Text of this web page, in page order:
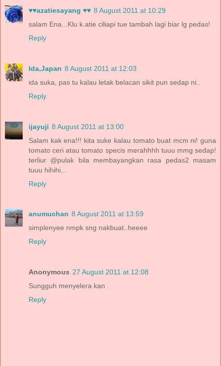
♥♥azatiesayang ♥♥ 8 August 2011 at 10:29
salam Ena...Klu k.atie ciliapi tue tambah lagi biar lg pedas!
Reply
Ida,Japan 8 August 2011 at 12:03
ida suka, pas tu kalau letak belacan sikit pun sedap ni..
Reply
ijayuji 8 August 2011 at 13:00
Salam kak ena!!! kita suke kalau tomato buat mcm ni! guna
tomato ceri atau tomato specis merahhhh tuuu mmg sedap!
terliur @pulak bila membayangkan rasa pedas2 masam
tuuu hihihi...
Reply
anumuchan 8 August 2011 at 13:59
simplenyee nmpk sng nakbuat..heeee
Reply
Anonymous 27 August 2011 at 12:08
Sungguh menyelera kan .
Reply